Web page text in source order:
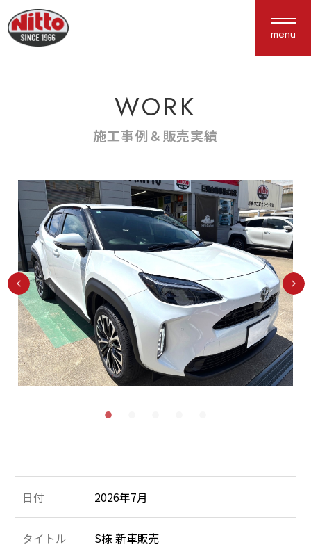
menu
私たちについて
会社概要
アクセス
Service
サービス紹介
鈑金塗装
保険
新車中古車販売
カスタム
Works
施工＆販売実績
Interview
お客様の声
Recruit
採用情報
053-471-5431
お問合せ
WORK
施工事例＆販売実績
日付 2026年7月
タイトル S様 新車販売